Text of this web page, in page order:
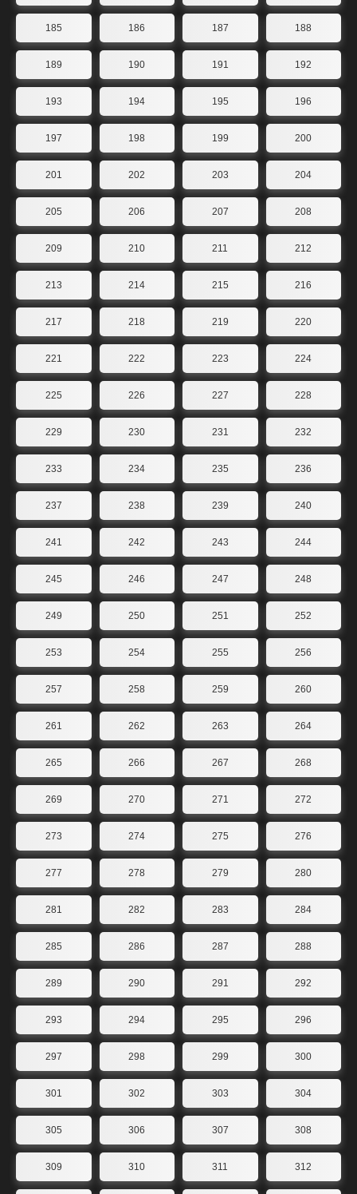
185 186 187 188
189 190 191 192
193 194 195 196
197 198 199 200
201 202 203 204
205 206 207 208
209 210 211 212
213 214 215 216
217 218 219 220
221 222 223 224
225 226 227 228
229 230 231 232
233 234 235 236
237 238 239 240
241 242 243 244
245 246 247 248
249 250 251 252
253 254 255 256
257 258 259 260
261 262 263 264
265 266 267 268
269 270 271 272
273 274 275 276
277 278 279 280
281 282 283 284
285 286 287 288
289 290 291 292
293 294 295 296
297 298 299 300
301 302 303 304
305 306 307 308
309 310 311 312